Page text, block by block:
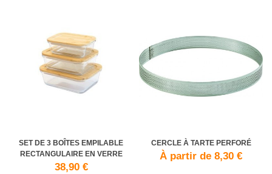
SET DE 3 BOÎTES EMPILABLE
RECTANGULAIRE EN VERRE
38,90 €
CERCLE À TARTE PERFORÉ
À partir de 8,30 €